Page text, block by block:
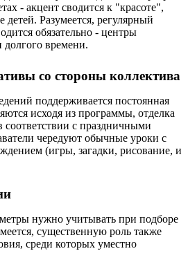
- акцент сводится к "красоте",
Разумеется, регулярный
обязательно - центры
времени.
со стороны коллектива
поддерживается постоянная
исходя из программы, отделка
с праздничными
чередуют обычные уроки с
(игры, загадки, рисование, и
нужно учитывать при подборе
существенную роль также
среди которых уместно